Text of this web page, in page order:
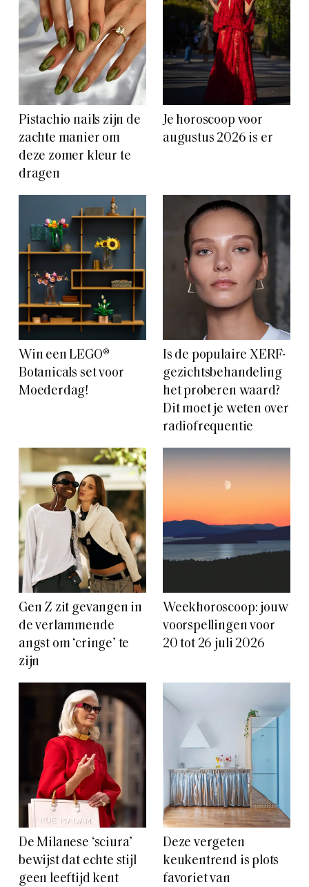
Pistachio nails zijn de
zachte manier om
deze zomer kleur te
dragen
Je horoscoop voor
augustus 2026 is er
Win een LEGO®
Botanicals set voor
Moederdag!
Is de populaire XERF-
gezichtsbehandeling
het proberen waard?
Dit moet je weten over
radiofrequentie
Gen Z zit gevangen in
de verlammende
angst om ‘cringe’ te
zijn
Weekhoroscoop: jouw
voorspellingen voor
20 tot 26 juli 2026
De Milanese ‘sciura’
bewijst dat echte stijl
geen leeftijd kent
Deze vergeten
keukentrend is plots
favoriet van